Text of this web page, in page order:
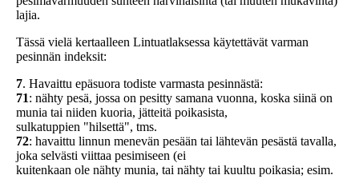
lajia.
Tässä vielä kertaalleen Lintuatlaksessa käytettävät varman
pesinnän indeksit:
7. Havaittu epäsuora todiste varmasta pesinnästä:
71: nähty pesä, jossa on pesitty samana vuonna, koska siinä on
munia tai niiden kuoria, jätteitä poikasista,
sulkatuppien "hilsettä", tms.
72: havaittu linnun menevän pesään tai lähtevän pesästä tavalla,
joka selvästi viittaa pesimiseen (ei
kuitenkaan ole nähty munia, tai nähty tai kuultu poikasia; esim.